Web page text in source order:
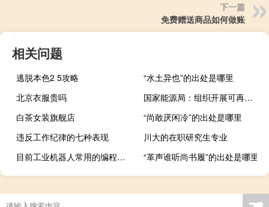
下一篇
免费赠送商品如何做账
相关问题
逃脱本色2 5攻略
“水土异也”的出处是哪里
北京衣服贵吗
国家能源局：组织开展可再生能源发展试点示范
白茶女装旗舰店
“尚敢厌闲冷”的出处是哪里
违反工作纪律的七种表现
川大的在职研究生专业
目前工业机器人常用的编程有哪些
“革声谁听尚书履”的出处是哪里